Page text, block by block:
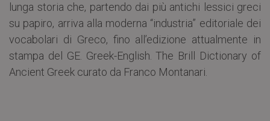
lunga storia che, partendo dai più antichi lessici greci
su papiro, arriva alla moderna “industria” editoriale dei
vocabolari di Greco, fino all’edizione attualmente in
stampa del GE. Greek-English. The Brill Dictionary of
Ancient Greek curato da Franco Montanari.